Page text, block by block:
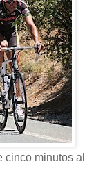
cinco minutos al